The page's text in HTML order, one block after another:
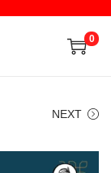
0
NEXT